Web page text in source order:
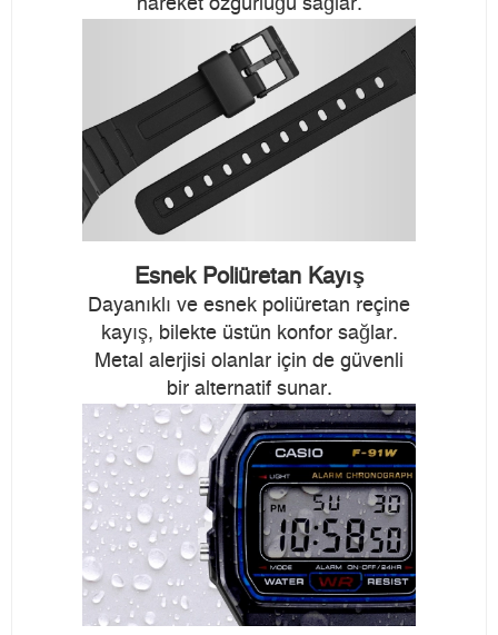
hareket özgürlüğü sağlar.
Esnek Poliüretan Kayış
Dayanıklı ve esnek poliüretan reçine
kayış, bilekte üstün konfor sağlar.
Metal alerjisi olanlar için de güvenli
bir alternatif sunar.